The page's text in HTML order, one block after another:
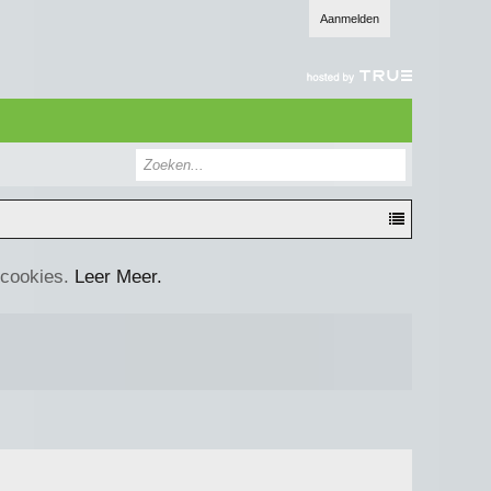
Aanmelden
Leer Meer.